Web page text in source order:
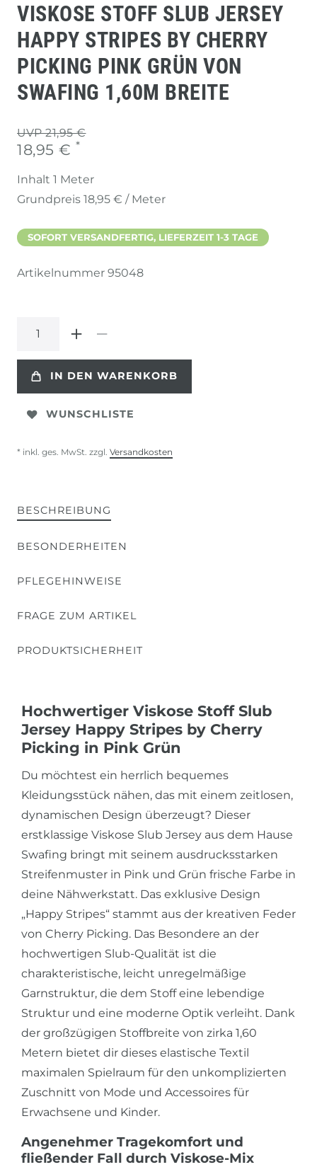
VISKOSE STOFF SLUB JERSEY
HAPPY STRIPES BY CHERRY
PICKING PINK GRÜN VON
SWAFING 1,60M BREITE
UVP 21,95 €
18,95 € *
Inhalt 1 Meter
Grundpreis 18,95 € / Meter
SOFORT VERSANDFERTIG, LIEFERZEIT 1-3 TAGE
Artikelnummer 95048
IN DEN WARENKORB
WUNSCHLISTE
* inkl. ges. MwSt. zzgl. Versandkosten
BESCHREIBUNG
BESONDERHEITEN
PFLEGEHINWEISE
FRAGE ZUM ARTIKEL
PRODUKTSICHERHEIT
Hochwertiger Viskose Stoff Slub
Jersey Happy Stripes by Cherry
Picking in Pink Grün
Du möchtest ein herrlich bequemes
Kleidungsstück nähen, das mit einem zeitlosen,
dynamischen Design überzeugt? Dieser
erstklassige Viskose Slub Jersey aus dem Hause
Swafing bringt mit seinem ausdrucksstarken
Streifenmuster in Pink und Grün frische Farbe in
deine Nähwerkstatt. Das exklusive Design
„Happy Stripes“ stammt aus der kreativen Feder
von Cherry Picking. Das Besondere an der
hochwertigen Slub-Qualität ist die
charakteristische, leicht unregelmäßige
Garnstruktur, die dem Stoff eine lebendige
Struktur und eine moderne Optik verleiht. Dank
der großzügigen Stoffbreite von zirka 1,60
Metern bietet dir dieses elastische Textil
maximalen Spielraum für den unkomplizierten
Zuschnitt von Mode und Accessoires für
Erwachsene und Kinder.
Angenehmer Tragekomfort und
fließender Fall durch Viskose-Mix